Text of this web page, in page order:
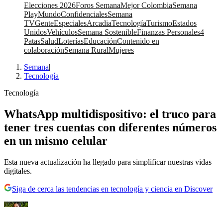
Elecciones 2026Foros SemanaMejor ColombiaSemana
PlayMundoConfidencialesSemana
TVGenteEspecialesArcadiaTecnologíaTurismoEstados
UnidosVehículosSemana SostenibleFinanzas Personales4
PatasSaludLoteríasEducaciónContenido en
colaboraciónSemana RuralMujeres
Semana|
Tecnología
Tecnología
WhatsApp multidispositivo: el truco para
tener tres cuentas con diferentes números
en un mismo celular
Esta nueva actualización ha llegado para simplificar nuestras vidas
digitales.
Siga de cerca las tendencias en tecnología y ciencia en Discover